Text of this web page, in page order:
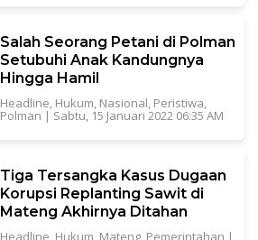
Salah Seorang Petani di Polman
Setubuhi Anak Kandungnya
Hingga Hamil
Headline, Hukum, Nasional, Peristiwa,
Polman | Sabtu, 15 Januari 2022 06:35 AM
Tiga Tersangka Kasus Dugaan
Korupsi Replanting Sawit di
Mateng Akhirnya Ditahan
Headline Hukum Mateng, Pemerintahan |